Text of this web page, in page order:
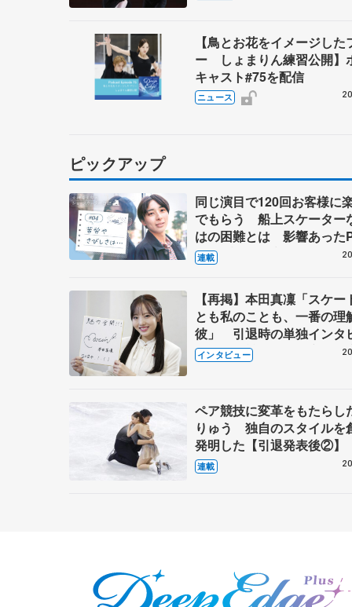
【鳥とお花をイメージした
ー しょまりん練習公開】
キャスト#75を配信
ニュース
ピックアップ
同じ演目で120回お客様に
でもらう 船上スケーター
はの困難とは 影響あった
キャプテン松永さんの存在
連載
【再掲】本田真凜「スケー
とも私のことも、一番の理
彼」 引退時の単独インタ
で語った競技人生や家族、
これからの夢…
インタビュー
ペア競技に変革をもたらし
りゅう 独自のスタイルを
発明した【引退発表後②】
連載